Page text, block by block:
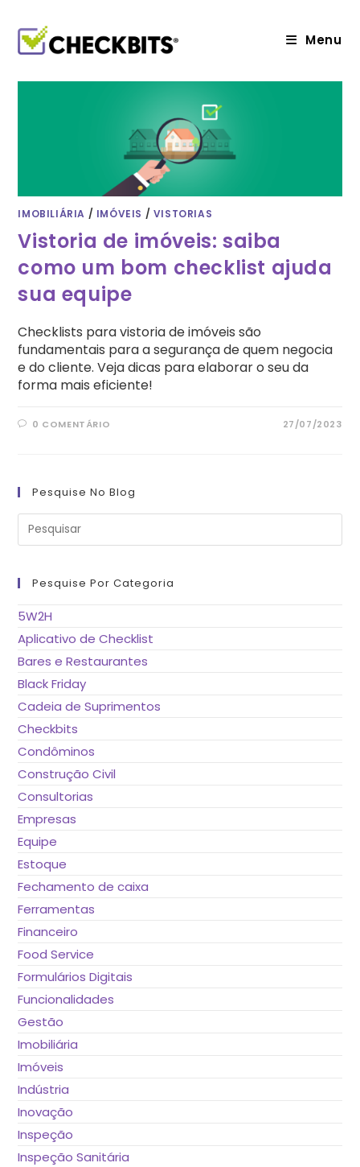
conteúdo
Menu
IMOBILIÁRIA / IMÓVEIS / VISTORIAS
Vistoria de imóveis: saiba
como um bom checklist ajuda
sua equipe
Checklists para vistoria de imóveis são
fundamentais para a segurança de quem negocia
e do cliente. Veja dicas para elaborar o seu da
forma mais eficiente!
0 COMENTÁRIO 27/07/2023
Pesquise No Blog
Pesquise Por Categoria
5W2H
Aplicativo de Checklist
Bares e Restaurantes
Black Friday
Cadeia de Suprimentos
Checkbits
Condôminos
Construção Civil
Consultorias
Empresas
Equipe
Estoque
Fechamento de caixa
Ferramentas
Financeiro
Food Service
Formulários Digitais
Funcionalidades
Gestão
Imobiliária
Imóveis
Indústria
Inovação
Inspeção
Inspeção Sanitária